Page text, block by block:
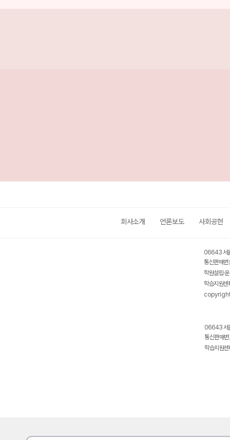
회사소개 언론보도 사회공헌
06643 서
통신판매
학원설립·
학습지원
06643 서
통신판매
학습지원